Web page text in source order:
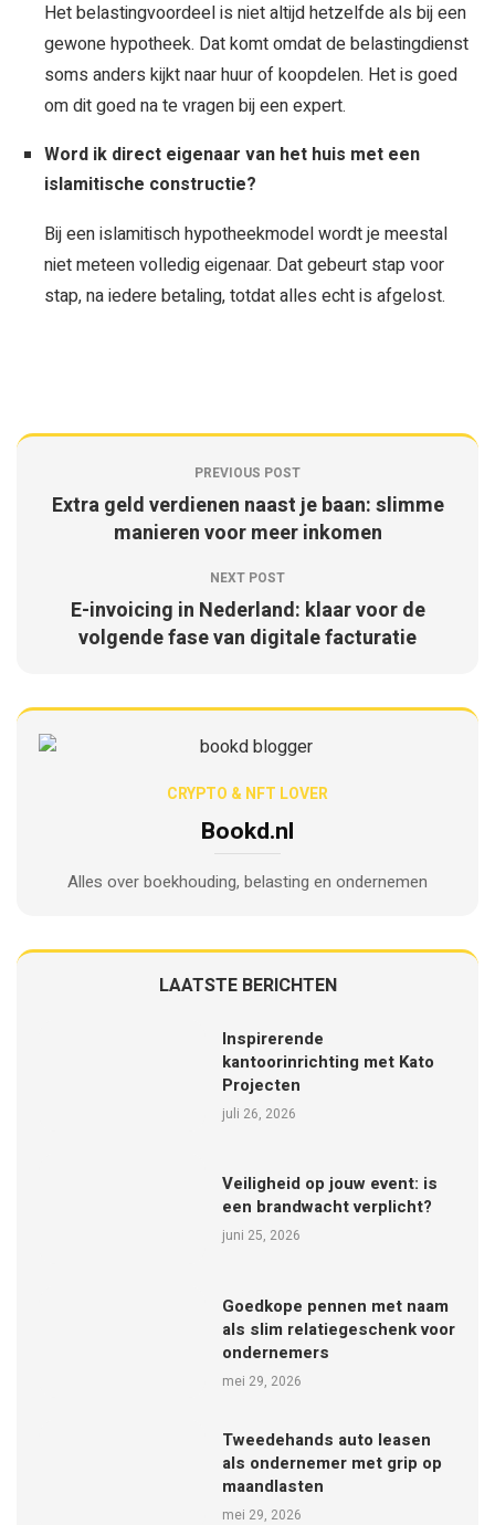
Het belastingvoordeel is niet altijd hetzelfde als bij een
gewone hypotheek. Dat komt omdat de belastingdienst
soms anders kijkt naar huur of koopdelen. Het is goed
om dit goed na te vragen bij een expert.
Word ik direct eigenaar van het huis met een
islamitische constructie?
Bij een islamitisch hypotheekmodel wordt je meestal
niet meteen volledig eigenaar. Dat gebeurt stap voor
stap, na iedere betaling, totdat alles echt is afgelost.
PREVIOUS POST
Extra geld verdienen naast je baan: slimme
manieren voor meer inkomen
NEXT POST
E-invoicing in Nederland: klaar voor de
volgende fase van digitale facturatie
CRYPTO & NFT LOVER
Bookd.nl
Alles over boekhouding, belasting en ondernemen
LAATSTE BERICHTEN
Inspirerende
kantoorinrichting met Kato
Projecten
juli 26, 2026
Veiligheid op jouw event: is
een brandwacht verplicht?
juni 25, 2026
Goedkope pennen met naam
als slim relatiegeschenk voor
ondernemers
mei 29, 2026
Tweedehands auto leasen
als ondernemer met grip op
maandlasten
mei 29, 2026